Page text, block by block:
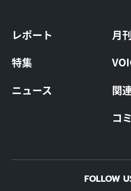
レポート
特集
ニュース
月
関
コ
FOLLOW